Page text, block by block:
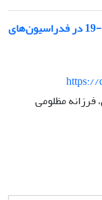
پایش چالش‌های راهبردی ناشی از پاندمی کووید-19 در فدراسیون‌های
https://
فرزانه مظلومی